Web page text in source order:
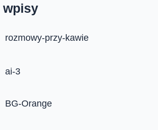
wpisy
rozmowy-przy-kawie
ai-3
BG-Orange